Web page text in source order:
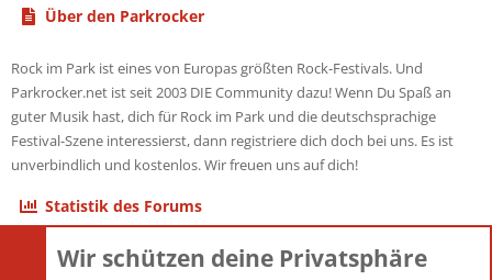
Über den Parkrocker
Rock im Park ist eines von Europas größten Rock-Festivals. Und
Parkrocker.net ist seit 2003 DIE Community dazu! Wenn Du Spaß an
guter Musik hast, dich für Rock im Park und die deutschsprachige
Festival-Szene interessierst, dann registriere dich doch bei uns. Es ist
unverbindlich und kostenlos. Wir freuen uns auf dich!
Statistik des Forums
ThemenWir schützen deine Privatsphäre